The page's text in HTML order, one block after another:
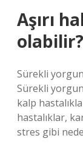
Aşırı
olabilir?
Sürekli
Sürekli
kalp
hastalıklar,
stres gibi